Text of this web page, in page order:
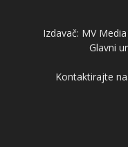
Izdavač: MV
Glavni
Kontaktirajte